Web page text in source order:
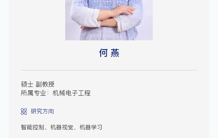
何 燕
硕士 副教授
所属专业：机械电子工程
研究方向
智能控制、机器视觉、机器学习